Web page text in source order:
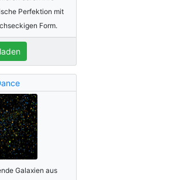
Perfektion mit
Form.
Galaxien aus